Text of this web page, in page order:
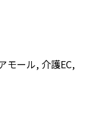
モール, 介護EC,